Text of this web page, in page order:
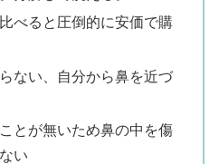
べると圧倒的に安価で購
ない、自分から鼻を近づ
とが無いため鼻の中を傷
い